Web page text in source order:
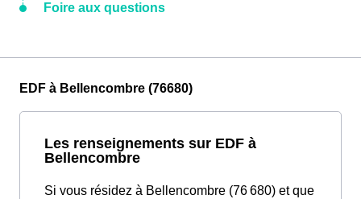
Foire aux questions
EDF à Bellencombre (76680)
Les renseignements sur EDF à
Bellencombre
Si vous résidez à Bellencombre (76 680) et que